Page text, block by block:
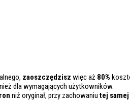
zaoszczędzisz więc aż 80%
dla wymagających użytkowników.
niż oryginał, przy zachowaniu tej